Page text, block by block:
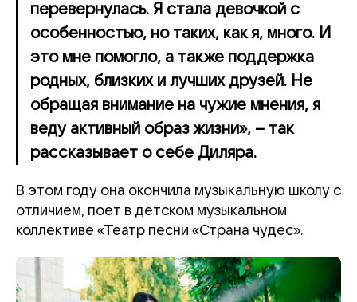
перевернулась. Я стала девочкой с
особенностью, но таких, как я, много. И
это мне помогло, а также поддержка
родных, близких и лучших друзей. Не
обращая внимание на чужие мнения, я
веду активный образ жизни», – так
рассказывает о себе Диляра.
В этом году она окончила музыкальную школу с
отличием, поет в детском музыкальном
коллективе «Театр песни «Страна чудес».